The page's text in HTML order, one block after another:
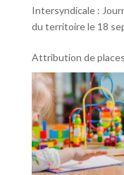
Intersyndicale :
du territoire le 18
Attribution de